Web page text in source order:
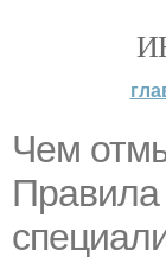
Чем